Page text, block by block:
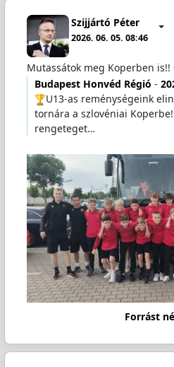
Szijjártó Péter
2026. 06. 05. 08:46
Mutassátok meg Koperben is!!
Budapest Honvéd Régió -
U13-as reménységeink
tornára a szlovéniai
rengeteget…
Forrást